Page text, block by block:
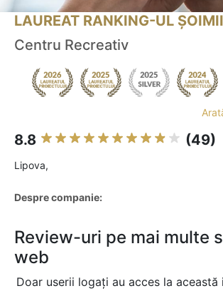
LAUREAT RANKING-UL ȘOIMII
Centru Recreativ
8.8 (49)
Lipova,
Despre companie:
Review-uri pe mai multe
web
Doar userii logați au acces la această